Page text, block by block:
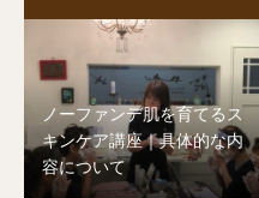
ノーファンデ肌を育てるス
キンケア講座｜具体的な内
容について